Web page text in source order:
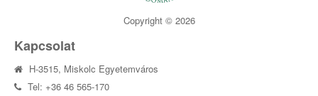
Copyright © 2026
Kapcsolat
H-3515, Miskolc Egyetemváros
Tel: +36 46 565-170